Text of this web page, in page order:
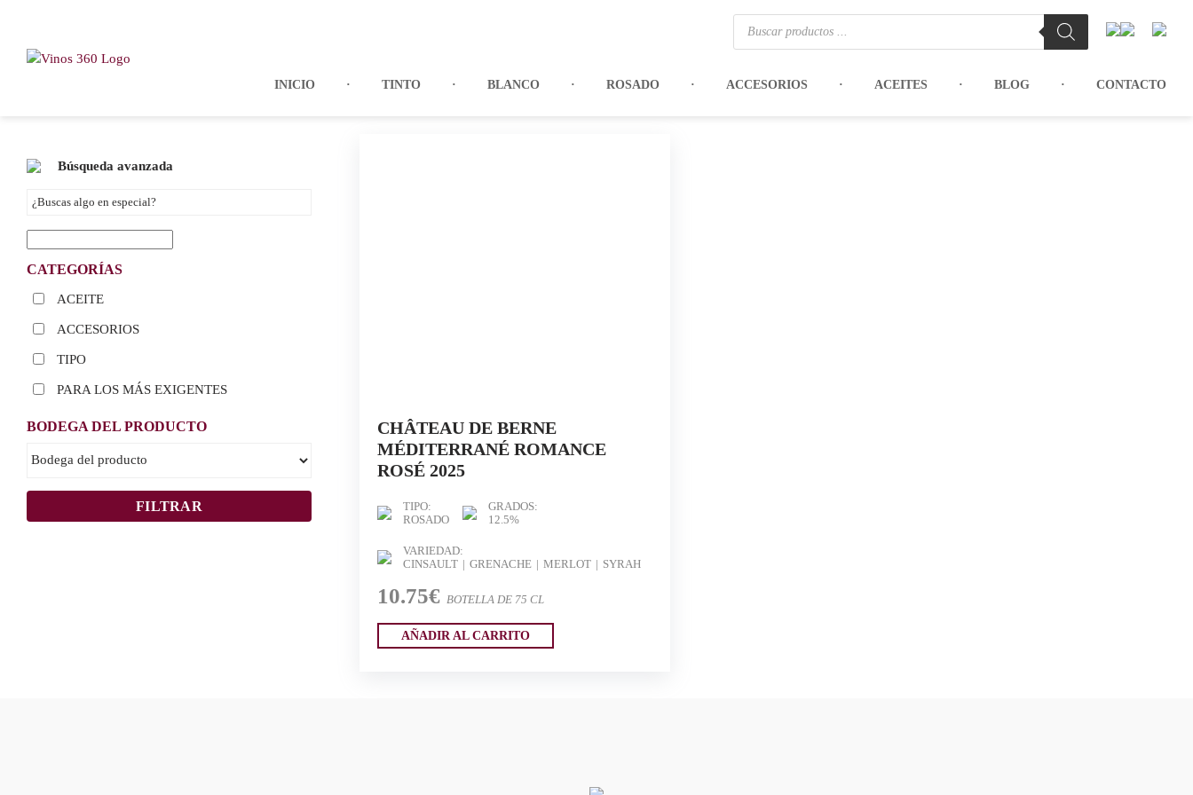
content
Búsqueda
productos
INICIO TINTO BLANCO ROSADO ACCESORIOS ACEITES BLOG CONTACTO
Búsqueda avanzada
CATEGORÍAS
ACEITE
ACCESORIOS
TIPO
PARA LOS MÁS EXIGENTES
BODEGA DEL PRODUCTO
FILTRAR
CHÂTEAU DE BERNE
MÉDITERRANÉ ROMANCE
ROSÉ 2025
TIPO:
ROSADO
GRADOS:
12.5%
VARIEDAD:
CINSAULT
GRENACHE MERLOT SYRAH
10.75€ BOTELLA DE 75 CL
AÑADIR AL CARRITO